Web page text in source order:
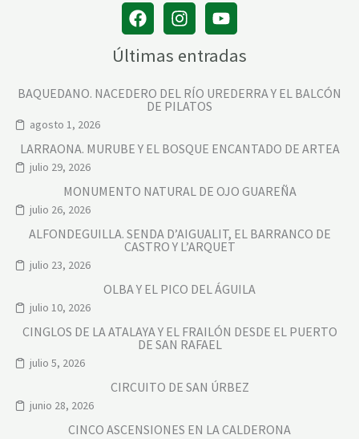
Últimas entradas
BAQUEDANO. NACEDERO DEL RÍO UREDERRA Y EL BALCÓN
DE PILATOS
agosto 1, 2026
LARRAONA. MURUBE Y EL BOSQUE ENCANTADO DE ARTEA
julio 29, 2026
MONUMENTO NATURAL DE OJO GUAREÑA
julio 26, 2026
ALFONDEGUILLA. SENDA D’AIGUALIT, EL BARRANCO DE
CASTRO Y L’ARQUET
julio 23, 2026
OLBA Y EL PICO DEL ÁGUILA
julio 10, 2026
CINGLOS DE LA ATALAYA Y EL FRAILÓN DESDE EL PUERTO
DE SAN RAFAEL
julio 5, 2026
CIRCUITO DE SAN ÚRBEZ
junio 28, 2026
CINCO ASCENSIONES EN LA CALDERONA